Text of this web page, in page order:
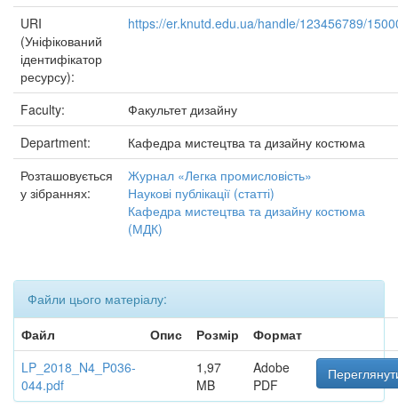
URI
(Уніфікований
ідентифікатор
ресурсу):
https://er.knutd.edu.ua/handle/123456789/
Faculty:
Факультет дизайну
Department:
Кафедра мистецтва та дизайну костюма
Розташовується
у зібраннях:
Журнал «Легка промисловість»
Наукові публікації (статті)
Кафедра мистецтва та дизайну костюма
(МДК)
Файли цього матеріалу:
Файл
Опис Розмір
Формат
LP_2018_N4_P036-
044.pdf
1,97
MB
Adobe
PDF